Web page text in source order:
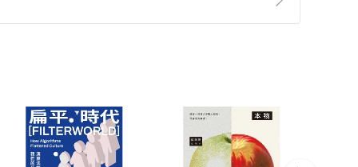
第2條第5款之規定，「非以有形媒介提供之數位
點選「瀏覽訂單明細」 「申請取消訂單 /退
付款方式
Payment
完成
Complete